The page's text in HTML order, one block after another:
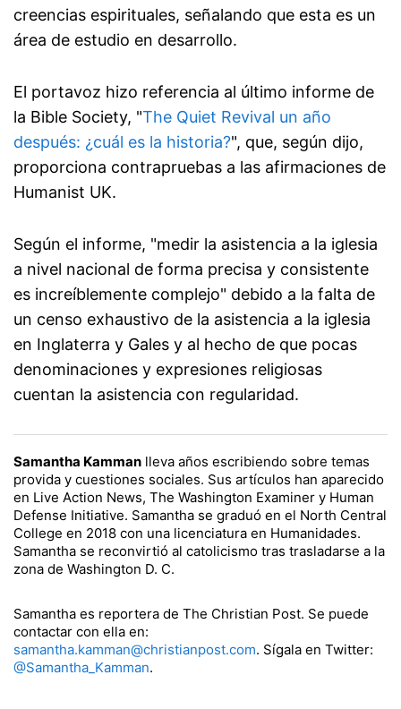
creencias espirituales, señalando que esta es un
área de estudio en desarrollo.
El portavoz hizo referencia al último informe de
la Bible Society, "The Quiet Revival un año
después: ¿cuál es la historia?", que, según dijo,
proporciona contrapruebas a las afirmaciones de
Humanist UK.
Según el informe, "medir la asistencia a la iglesia
a nivel nacional de forma precisa y consistente
es increíblemente complejo" debido a la falta de
un censo exhaustivo de la asistencia a la iglesia
en Inglaterra y Gales y al hecho de que pocas
denominaciones y expresiones religiosas
cuentan la asistencia con regularidad.
Samantha Kamman lleva años escribiendo sobre temas
provida y cuestiones sociales. Sus artículos han aparecido
en Live Action News, The Washington Examiner y Human
Defense Initiative. Samantha se graduó en el North Central
College en 2018 con una licenciatura en Humanidades.
Samantha se reconvirtió al catolicismo tras trasladarse a la
zona de Washington D. C.
Samantha es reportera de The Christian Post. Se puede
contactar con ella en:
samantha.kamman@christianpost.com. Sígala en Twitter:
@Samantha_Kamman.